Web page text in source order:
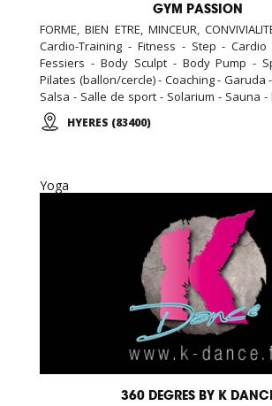
GYM PASSION
FORME, BIEN ETRE, MINCEUR,
Cardio-Training - Fitness - Step -
Fessiers - Body Sculpt - Body Pump -
Pilates (ballon/cercle) - Coaching - Garuda
Salsa - Salle de sport - Solarium - Sauna -
N'hésitez pas à nous rendre visite, la
gratuite! Pour toute inscription, l'accès au
HYERES (83400)
Yoga
360 DEGRES BY K